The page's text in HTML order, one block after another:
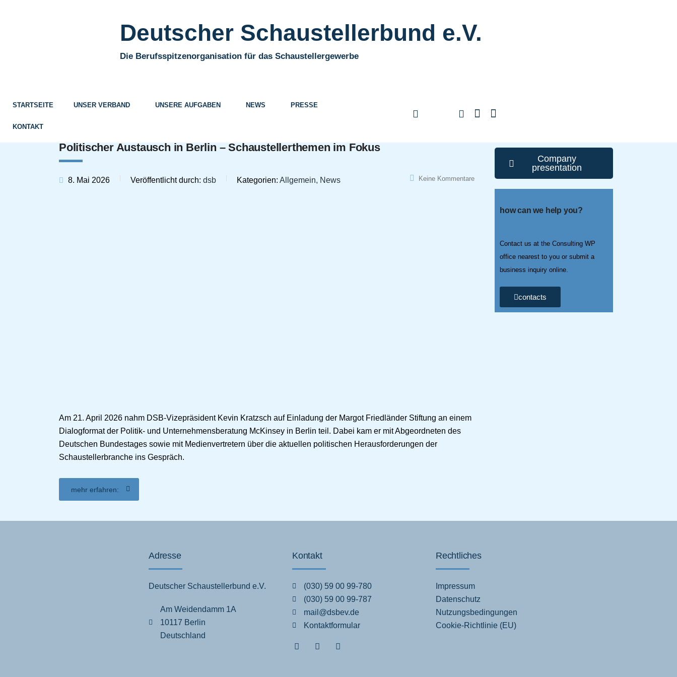
Deutscher Schaustellerbund e.V.
Die Berufsspitzenorganisation für das Schaustellergewerbe
STARTSEITE UNSER VERBAND UNSERE AUFGABEN NEWS PRESSE
KONTAKT
Politischer Austausch in Berlin – Schaustellerthemen im Fokus
8. Mai 2026 Veröffentlicht durch: dsb Kategorien: Allgemein, News Keine Kommentare
Am 21. April 2026 nahm DSB-Vizepräsident Kevin Kratzsch auf Einladung der Margot Friedländer Stiftung an einem
Dialogformat der Politik- und Unternehmensberatung McKinsey in Berlin teil. Dabei kam er mit Abgeordneten des
Deutschen Bundestages sowie mit Medienvertretern über die aktuellen politischen Herausforderungen der
Schaustellerbranche ins Gespräch.
mehr erfahren:
Company
presentation
how can we help you?
Contact us at the Consulting WP
office nearest to you or submit a
business inquiry online.
contacts
Adresse
Deutscher Schaustellerbund e.V.
Am Weidendamm 1A
10117 Berlin
Deutschland
Kontakt
(030) 59 00 99-780
(030) 59 00 99-787
mail@dsbev.de
Kontaktformular
Rechtliches
Impressum
Datenschutz
Nutzungsbedingungen
Cookie-Richtlinie (EU)